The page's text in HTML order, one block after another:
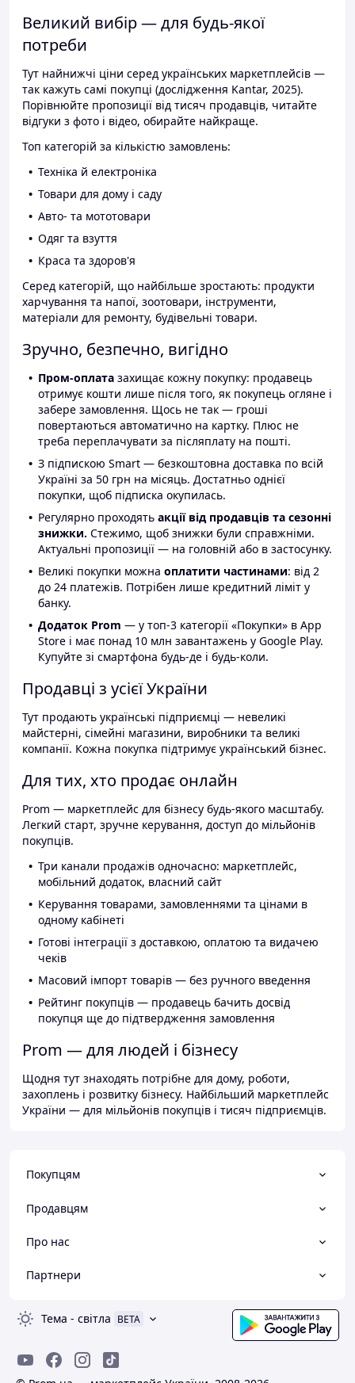
Великий вибір — для будь-якої
потреби
Тут найнижчі ціни серед українських маркетплейсів —
так кажуть самі покупці (дослідження Kantar, 2025).
Порівнюйте пропозиції від тисяч продавців, читайте
відгуки з фото і відео, обирайте найкраще.
Топ категорій за кількістю замовлень:
Техніка й електроніка
Товари для дому і саду
Авто- та мототовари
Одяг та взуття
Краса та здоров'я
Серед категорій, що найбільше зростають: продукти
харчування та напої, зоотовари, інструменти,
матеріали для ремонту, будівельні товари.
Зручно, безпечно, вигідно
Пром-оплата захищає кожну покупку: продавець
отримує кошти лише після того, як покупець огляне і
забере замовлення. Щось не так — гроші
повертаються автоматично на картку. Плюс не
треба переплачувати за післяплату на пошті.
З підпискою Smart — безкоштовна доставка по всій
Україні за 50 грн на місяць. Достатньо однієї
покупки, щоб підписка окупилась.
Регулярно проходять акції від продавців та сезонні
знижки. Стежимо, щоб знижки були справжніми.
Актуальні пропозиції — на головній або в застосунку.
Великі покупки можна оплатити частинами: від 2
до 24 платежів. Потрібен лише кредитний ліміт у
банку.
Додаток Prom — у топ-3 категорії «Покупки» в App
Store і має понад 10 млн завантажень у Google Play.
Купуйте зі смартфона будь-де і будь-коли.
Продавці з усієї України
Тут продають українські підприємці — невеликі
майстерні, сімейні магазини, виробники та великі
компанії. Кожна покупка підтримує український бізнес.
Для тих, хто продає онлайн
Prom — маркетплейс для бізнесу будь-якого масштабу.
Легкий старт, зручне керування, доступ до мільйонів
покупців.
Три канали продажів одночасно: маркетплейс,
мобільний додаток, власний сайт
Керування товарами, замовленнями та цінами в
одному кабінеті
Готові інтеграції з доставкою, оплатою та видачею
чеків
Масовий імпорт товарів — без ручного введення
Рейтинг покупців — продавець бачить досвід
покупця ще до підтвердження замовлення
Prom — для людей і бізнесу
Щодня тут знаходять потрібне для дому, роботи,
захоплень і розвитку бізнесу. Найбільший маркетплейс
України — для мільйонів покупців і тисяч підприємців.
Покупцям
Продавцям
Про нас
Партнери
Тема - світла BETA